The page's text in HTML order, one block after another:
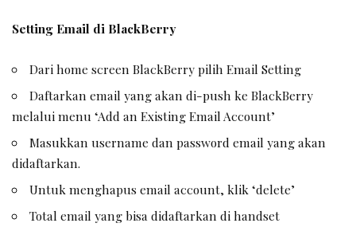
Setting Email di BlackBerry
Dari home screen BlackBerry pilih Email Setting
Daftarkan email yang akan di-push ke BlackBerry
melalui menu ‘Add an Existing Email Account’
Masukkan username dan password email yang akan
didaftarkan.
Untuk menghapus email account, klik ‘delete’
Total email yang bisa didaftarkan di handset